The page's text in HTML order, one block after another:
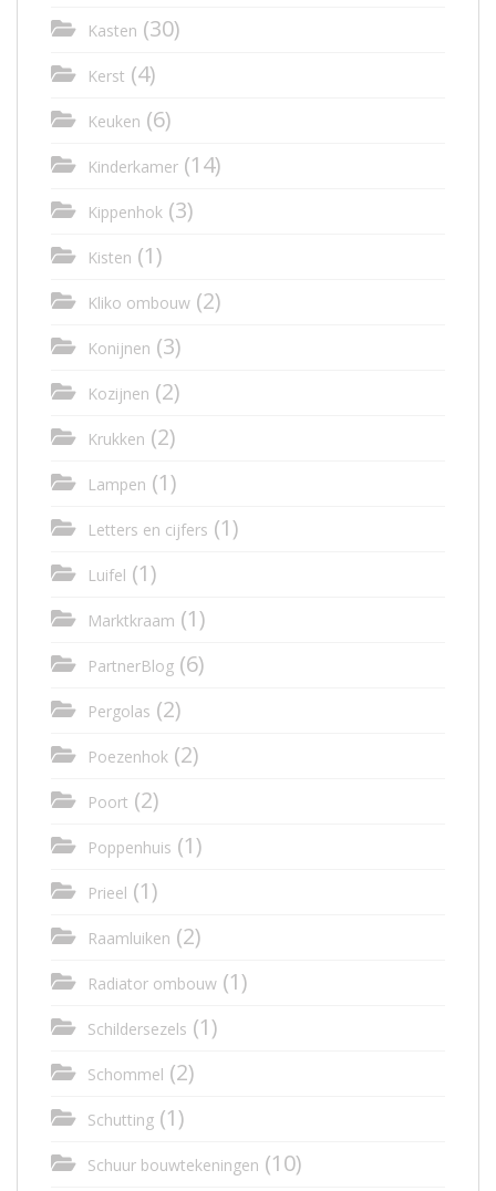
Kasten (30)
Kerst (4)
Keuken (6)
Kinderkamer (14)
Kippenhok (3)
Kisten (1)
Kliko ombouw (2)
Konijnen (3)
Kozijnen (2)
Krukken (2)
Lampen (1)
Letters en cijfers (1)
Luifel (1)
Marktkraam (1)
PartnerBlog (6)
Pergolas (2)
Poezenhok (2)
Poort (2)
Poppenhuis (1)
Prieel (1)
Raamluiken (2)
Radiator ombouw (1)
Schildersezels (1)
Schommel (2)
Schutting (1)
Schuur bouwtekeningen (10)